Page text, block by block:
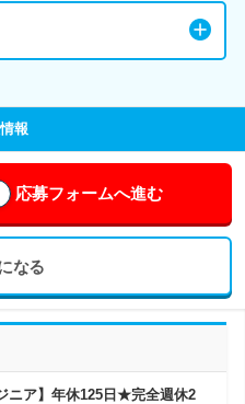
報
応募フォームへ進む
なる
ニア】年休125日★完全週休2